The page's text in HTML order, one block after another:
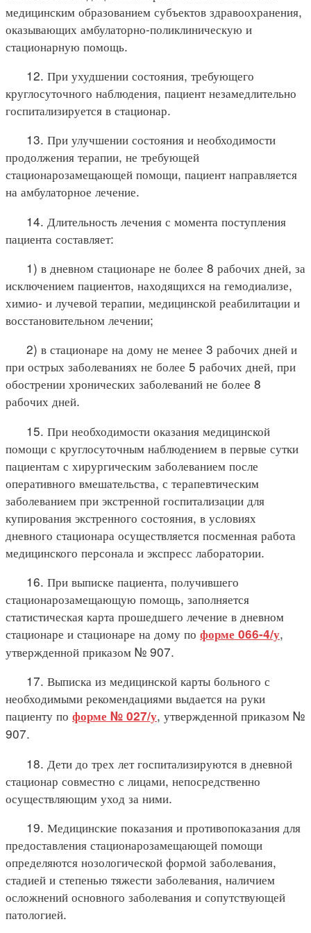
медицинским образованием субъектов здравоохранения,
оказывающих амбулаторно-поликлиническую и
стационарную помощь.
12. При ухудшении состояния, требующего
круглосуточного наблюдения, пациент незамедлительно
госпитализируется в стационар.
13. При улучшении состояния и необходимости
продолжения терапии, не требующей
стационарозамещающей помощи, пациент направляется
на амбулаторное лечение.
14. Длительность лечения с момента поступления
пациента составляет:
1) в дневном стационаре не более 8 рабочих дней, за
исключением пациентов, находящихся на гемодиализе,
химио- и лучевой терапии, медицинской реабилитации и
восстановительном лечении;
2) в стационаре на дому не менее 3 рабочих дней и
при острых заболеваниях не более 5 рабочих дней, при
обострении хронических заболеваний не более 8
рабочих дней.
15. При необходимости оказания медицинской
помощи с круглосуточным наблюдением в первые сутки
пациентам с хирургическим заболеванием после
оперативного вмешательства, с терапевтическим
заболеванием при экстренной госпитализации для
купирования экстренного состояния, в условиях
дневного стационара осуществляется посменная работа
медицинского персонала и экспресс лаборатории.
16. При выписке пациента, получившего
стационарозамещающую помощь, заполняется
статистическая карта прошедшего лечение в дневном
стационаре и стационаре на дому по форме 066-4/у,
утвержденной приказом № 907.
17. Выписка из медицинской карты больного с
необходимыми рекомендациями выдается на руки
пациенту по форме № 027/у, утвержденной приказом №
907.
18. Дети до трех лет госпитализируются в дневной
стационар совместно с лицами, непосредственно
осуществляющим уход за ними.
19. Медицинские показания и противопоказания для
предоставления стационарозамещающей помощи
определяются нозологической формой заболевания,
стадией и степенью тяжести заболевания, наличием
осложнений основного заболевания и сопутствующей
патологией.